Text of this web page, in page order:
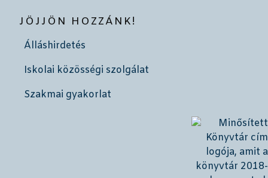
JÖJJÖN HOZZÁNK!
Álláshirdetés
Iskolai közösségi szolgálat
Szakmai gyakorlat